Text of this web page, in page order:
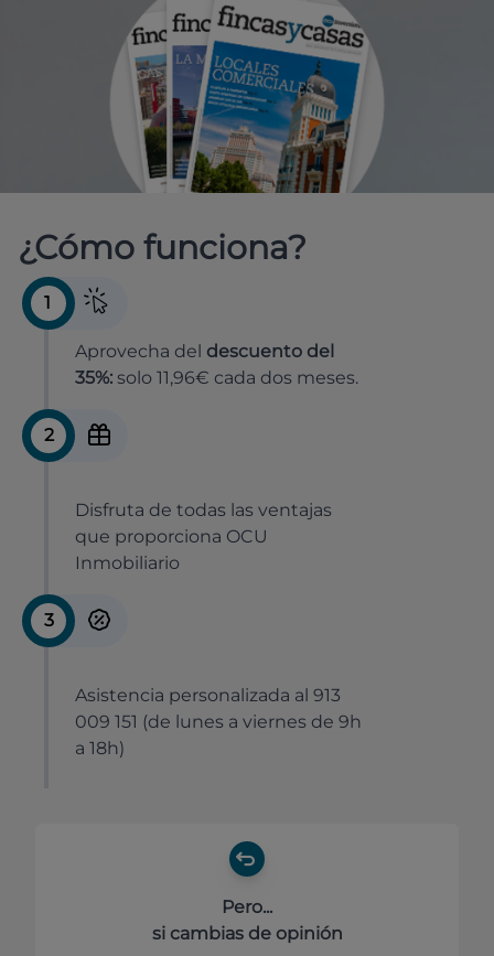
¿Cómo funciona?
1
Aprovecha del descuento del
35%: solo 11,96€ cada dos meses.
2
Disfruta de todas las ventajas
que proporciona OCU
Inmobiliario
3
Asistencia personalizada al 913
009 151 (de lunes a viernes de 9h
a 18h)
Pero...
si cambias de opinión